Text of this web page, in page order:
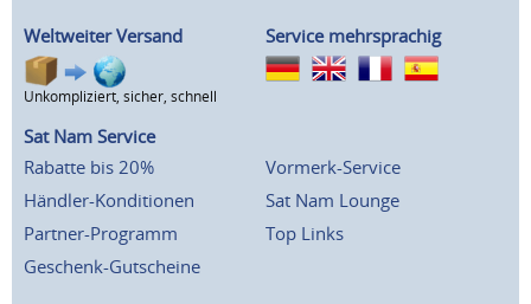
Weltweiter Versand
Unkompliziert, sicher, schnell
Service mehrsprachig
Sat Nam Service
Rabatte bis 20%
Händler-Konditionen
Partner-Programm
Geschenk-Gutscheine
Vormerk-Service
Sat Nam Lounge
Top Links